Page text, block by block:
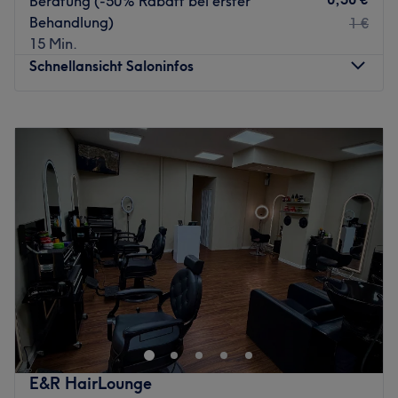
Was uns an dem Salon gefällt: Atmosphäre: Modern,
freundlich, hell. Expertise: Moderne und klassische
Herrenhaarschnitte. Produkte und Produktmarken:
Barberremz, Eigenmarke, aus der Region &
Zurück zur Salonansicht
Behandlung)
15 Min.
1 €
Schnellansicht Saloninfos
Dienstag
09:00
Mittwoch
09:00
20:30
Donnerstag
09:00 –20:30
Freitag
09:00–20:30
Samstag
10:00–
20:00
Sonntag
Geschlossen
Im Kosmetikstudio Beautique Kosmetik Charlottenburg im
gleichnamigen Berliner Viertel kannst du dich und deine
Haut von Expertinnen mit hochwertigen Behandlungen
verwöhnen und verschönern lassen. Hier bekommst du
fabelhafte Gesichtsreinigungen,
Wimpernverlängerungen, dauerhafte Haarentfernung
E&R HairLounge